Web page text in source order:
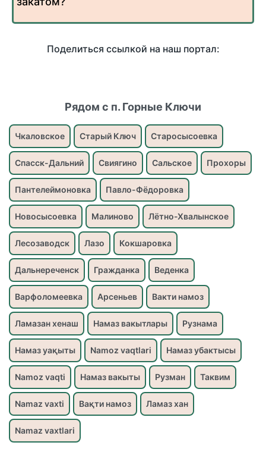
Поделиться ссылкой на наш портал:
Рядом с п. Горные Ключи
Чкаловское Старый Ключ Старосысоевка
Спасск-Дальний Свиягино Сальское Прохоры
Пантелеймоновка Павло-Фёдоровка
Новосысоевка Малиново Лётно-Хвалынское
Лесозаводск Лазо Кокшаровка
Дальнереченск Гражданка Веденка
Варфоломеевка Арсеньев Вакти намоз
Ламазан хенаш Намаз вакытлары Рузнама
Намаз уақыты Namoz vaqtlari Намаз убактысы
Namoz vaqti Намаз вакыты Рузман Таквим
Namaz vaxti Вақти намоз Ламаз хан
Namaz vaxtlari